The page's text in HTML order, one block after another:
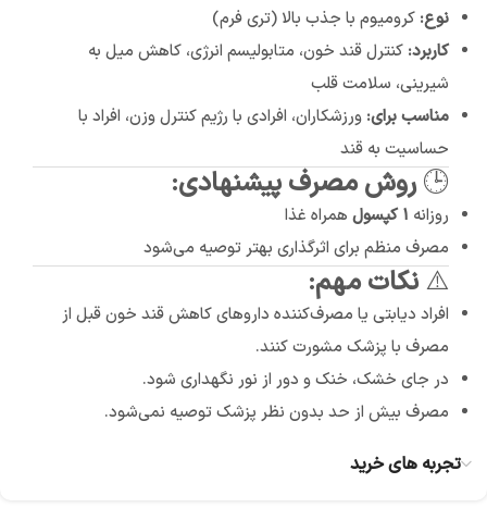
نوع: کرومیوم با جذب بالا (تری فرم)
کاربرد: کنترل قند خون، متابولیسم انرژی، کاهش میل به
شیرینی، سلامت قلب
مناسب برای: ورزشکاران، افرادی با رژیم کنترل وزن، افراد با
حساسیت به قند
🕒روش مصرف پیشنهادی:
روزانه ۱ کپسول
همراه غذا
مصرف منظم برای اثرگذاری بهتر توصیه می‌شود
⚠️نکات مهم:
افراد دیابتی یا مصرف‌کننده داروهای کاهش قند خون قبل از
مصرف با پزشک مشورت کنند.
در جای خشک، خنک و دور از نور نگهداری شود.
مصرف بیش از حد بدون نظر پزشک توصیه نمی‌شود.
تجربه های خرید